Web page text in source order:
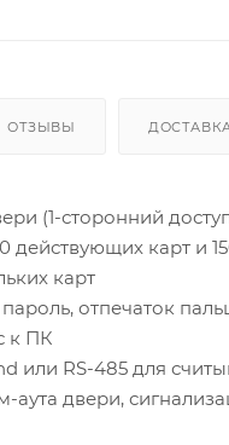
ОТЗЫВЫ
(1-сторонний
действующих карт и
карт
отпечаток
к ПК
или RS-485 для
аута двери,